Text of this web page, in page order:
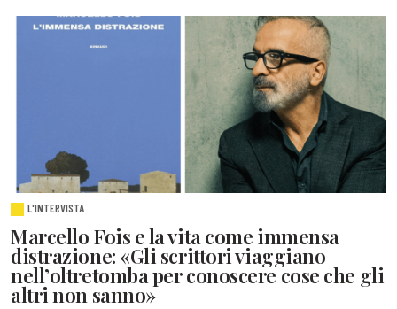
L'INTERVISTA
Marcello Fois e la vita come immensa
distrazione: «Gli scrittori viaggiano
nell’oltretomba per conoscere cose che gli
altri non sanno»